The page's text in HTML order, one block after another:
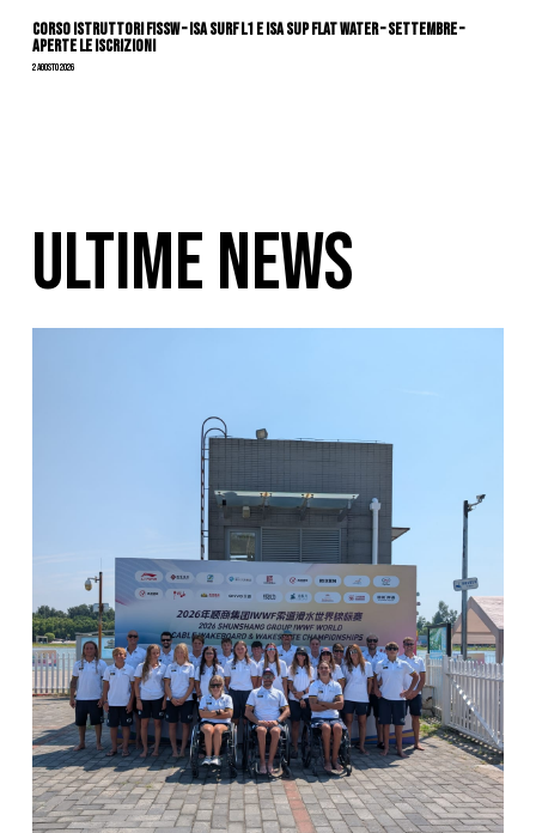
CORSO ISTRUTTORI FISSW – ISA SURF L1 e ISA SUP Flat Water – SETTEMBRE –
APERTE LE ISCRIZIONI
2 Agosto 2026
ULTIME NEWS